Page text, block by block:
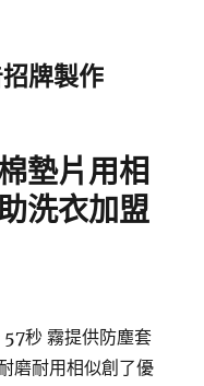
牌製作
墊片用相
洗衣加盟
57秒 霧提供防塵套
磨耐用相似創了優